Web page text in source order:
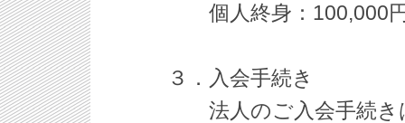
個人終身：100,000
３．入会手続き
法人のご入会手続き